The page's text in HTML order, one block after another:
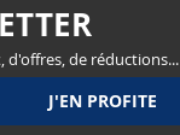
d'offres, de réductions...